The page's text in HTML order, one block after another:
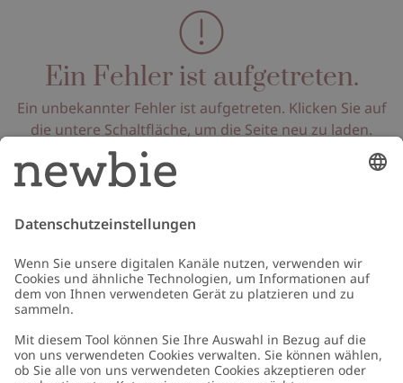
Ein Fehler ist aufgetreten.
Ein unbekannter Fehler ist aufgetreten. Klicken Sie auf
die untere Schaltfläche, um die Seite neu zu laden.
Seite neu laden